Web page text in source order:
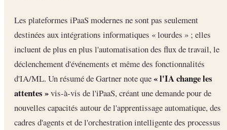
Les plateformes iPaaS modernes ne sont pas seulement
destinées aux intégrations informatiques « lourdes » ; elles
incluent de plus en plus l'automatisation des flux de travail, le
déclenchement d'événements et même des fonctionnalités
d'IA/ML. Un résumé de Gartner note que« l'IA change les
attentes »vis-à-vis de l'iPaaS, créant une demande pour de
nouvelles capacités autour de l'apprentissage automatique, des
cadres d'agents et de l'orchestration intelligente des processus